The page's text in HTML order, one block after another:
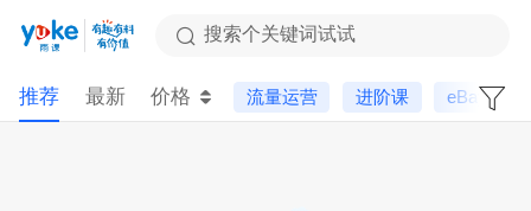
搜索个关键词试试
推荐 最新 价格 流量运营 进阶课 eBay